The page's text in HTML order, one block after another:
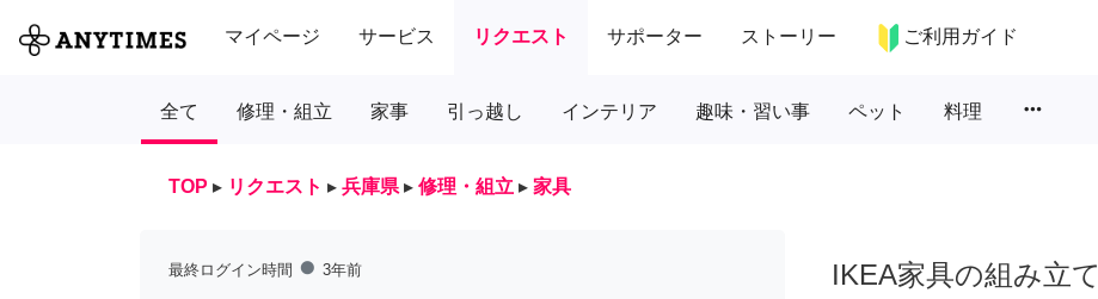
マイページ サービス リクエスト サポーター ストーリー ご利用ガイド
全て 修理・組立 家事 引っ越し インテリア 趣味・習い事 ペット 料理 more_horiz
TOP ▸ リクエスト ▸ 兵庫県 ▸ 修理・組立 ▸ 家具
最終ログイン時間 fiber_manual_record 3年前 IKEA家具の組み立て